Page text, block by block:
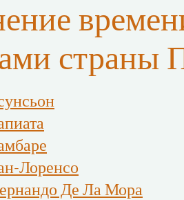
страны
Лоренсо
Де Ла Мора